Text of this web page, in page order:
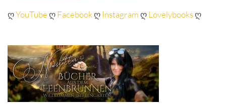
ღYouTubeღFacebookღ InstagramღLovelybooksღ